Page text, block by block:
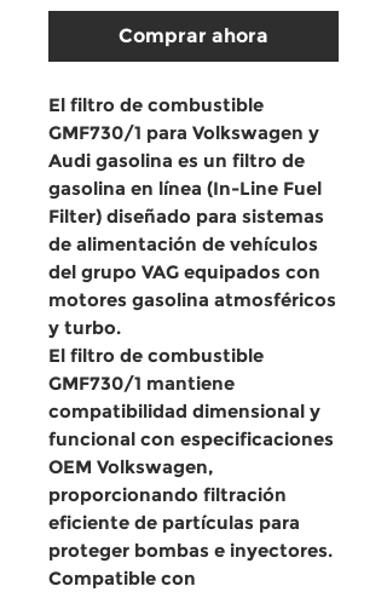
Comprar ahora
El filtro de combustible
GMF730/1 para Volkswagen y
Audi gasolina es un filtro de
gasolina en línea (In-Line Fuel
Filter) diseñado para sistemas
de alimentación de vehículos
del grupo VAG equipados con
motores gasolina atmosféricos
y turbo.
El filtro de combustible
GMF730/1 mantiene
compatibilidad dimensional y
funcional con especificaciones
OEM Volkswagen,
proporcionando filtración
eficiente de partículas para
proteger bombas e inyectores.
Compatible con